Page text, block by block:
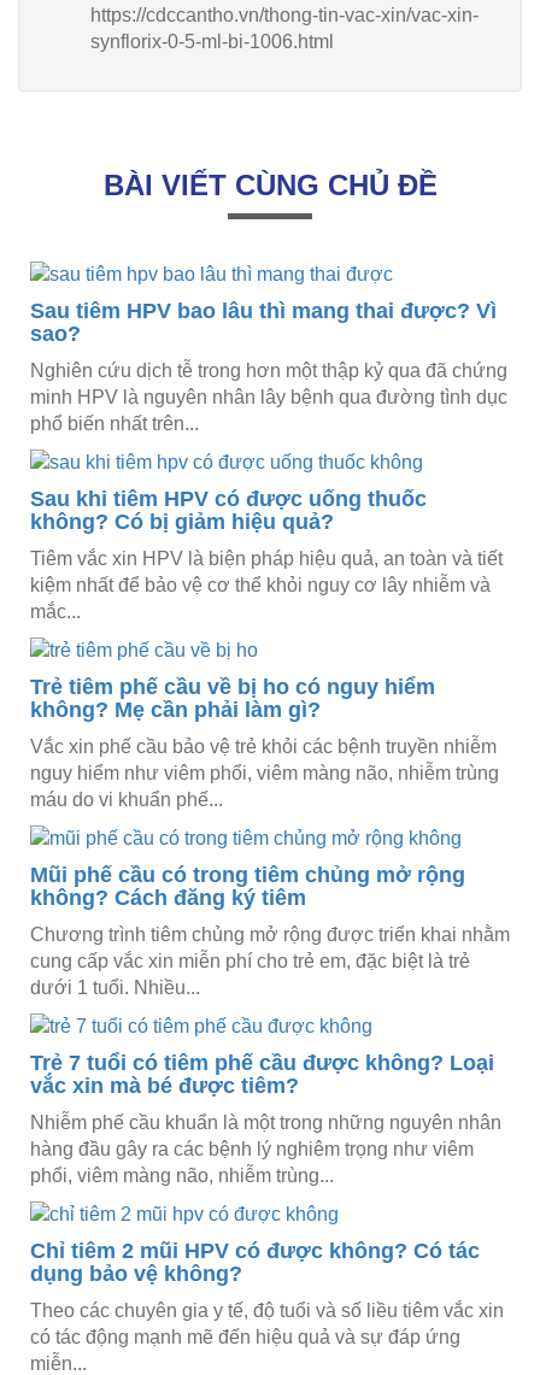
https://cdccantho.vn/thong-tin-vac-xin/vac-xin-
synflorix-0-5-ml-bi-1006.html
BÀI VIẾT CÙNG CHỦ ĐỀ
Sau tiêm HPV bao lâu thì mang thai được? Vì
sao?
Nghiên cứu dịch tễ trong hơn một thập kỷ qua đã chứng
minh HPV là nguyên nhân lây bệnh qua đường tình dục
phổ biến nhất trên...
Sau khi tiêm HPV có được uống thuốc
không? Có bị giảm hiệu quả?
Tiêm vắc xin HPV là biện pháp hiệu quả, an toàn và tiết
kiệm nhất để bảo vệ cơ thể khỏi nguy cơ lây nhiễm và
mắc...
Trẻ tiêm phế cầu về bị ho có nguy hiểm
không? Mẹ cần phải làm gì?
Vắc xin phế cầu bảo vệ trẻ khỏi các bệnh truyền nhiễm
nguy hiểm như viêm phổi, viêm màng não, nhiễm trùng
máu do vi khuẩn phế...
Mũi phế cầu có trong tiêm chủng mở rộng
không? Cách đăng ký tiêm
Chương trình tiêm chủng mở rộng được triển khai nhằm
cung cấp vắc xin miễn phí cho trẻ em, đặc biệt là trẻ
dưới 1 tuổi. Nhiều...
Trẻ 7 tuổi có tiêm phế cầu được không? Loại
vắc xin mà bé được tiêm?
Nhiễm phế cầu khuẩn là một trong những nguyên nhân
hàng đầu gây ra các bệnh lý nghiêm trọng như viêm
phổi, viêm màng não, nhiễm trùng...
Chỉ tiêm 2 mũi HPV có được không? Có tác
dụng bảo vệ không?
Theo các chuyên gia y tế, độ tuổi và số liều tiêm vắc xin
có tác động mạnh mẽ đến hiệu quả và sự đáp ứng
miễn...